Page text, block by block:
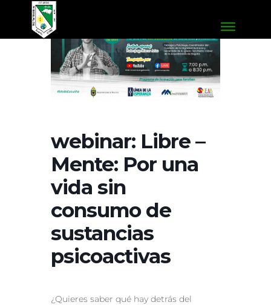
webinar: Libre –
Mente: Por una
vida sin
consumo de
sustancias
psicoactivas
¿Quieres saber qué hay detrás del